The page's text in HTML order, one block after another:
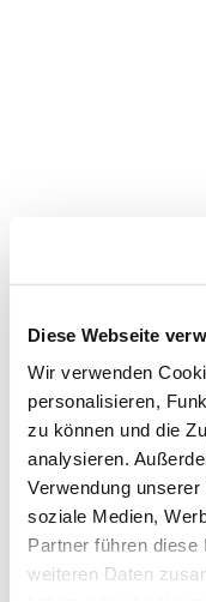
Diese Webseite
Wir verwenden
personalisieren,
zu können und die
analysieren.
Verwendung
soziale Medien,
Partner führen
weiteren Daten
Dies